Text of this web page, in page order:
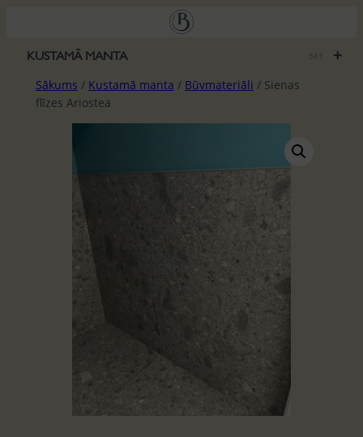
saturu
+
KUSTAMĀ MANTA
Sākums / Kustamā manta / Būvmateriāli / Sienas
flīzes Ariostea